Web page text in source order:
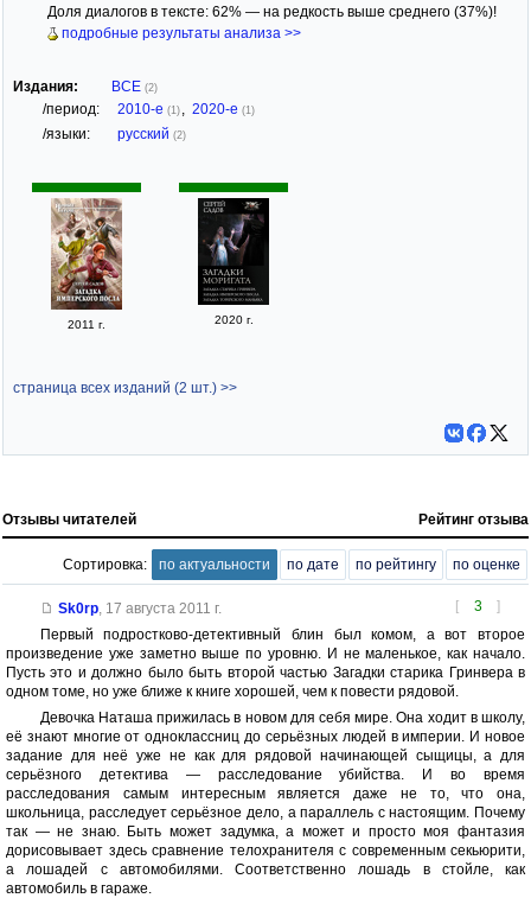
Доля диалогов в тексте: 62% — на редкость выше среднего (37%)!
подробные результаты анализа >>
Издания: ВСЕ (2)
/период: 2010-е (1) 2020-е (1)
/языки: русский (2)
2011 г. 2020 г.
страница всех изданий (2 шт.) >>
Отзывы читателей Рейтинг отзыва
Сортировка: по актуальности по дате по рейтингу по оценке
[ 3 ]
Sk0rp, 17 августа 2011 г.
Первый подростково-детективный блин был комом, а вот второе
произведение уже заметно выше по уровню. И не маленькое, как начало.
Пусть это и должно было быть второй частью Загадки старика Гринвера в
одном томе, но уже ближе к книге хорошей, чем к повести рядовой.
Девочка Наташа прижилась в новом для себя мире. Она ходит в школу,
её знают многие от одноклассниц до серьёзных людей в империи. И новое
задание для неё уже не как для рядовой начинающей сыщицы, а для
серьёзного детектива — расследование убийства. И во время
расследования самым интересным является даже не то, что она,
школьница, расследует серьёзное дело, а параллель с настоящим. Почему
так — не знаю. Быть может задумка, а может и просто моя фантазия
дорисовывает здесь сравнение телохранителя с современным секьюрити,
а лошадей с автомобилями. Соответственно лошадь в стойле, как
автомобиль в гараже.